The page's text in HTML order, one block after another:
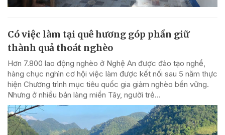
Có việc làm tại quê hương góp phần giữ
thành quả thoát nghèo
Hơn 7.800 lao động nghèo ở Nghệ An được đào tạo nghề,
hàng chục nghìn cơ hội việc làm được kết nối sau 5 năm thực
hiện Chương trình mục tiêu quốc gia giảm nghèo bền vững.
Nhưng ở nhiều bản làng miền Tây, người trẻ...